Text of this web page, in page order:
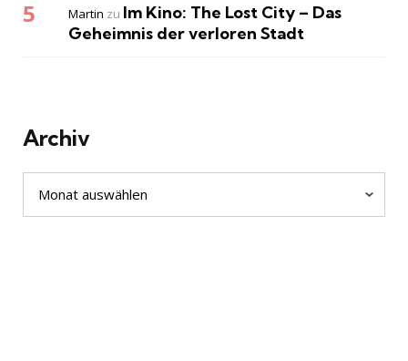
Martin zu Im Kino: The Lost City – Das
Geheimnis der verloren Stadt
Archiv
Archiv